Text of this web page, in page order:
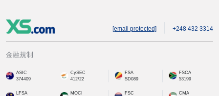
[email protected] +248 432 3314
金融規制
ASIC
374409
CySEC
412/22
FSA
SD089
FSCA
53199
LFSA
MOCI
FSC
CMA